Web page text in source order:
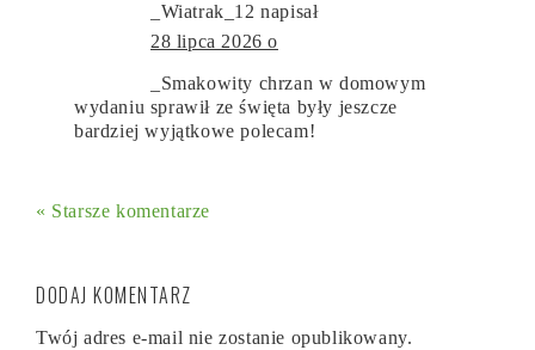
_Wiatrak_12 napisał
28 lipca 2026 o
_Smakowity chrzan w domowym
wydaniu sprawił ze święta były jeszcze
bardziej wyjątkowe polecam!
« Starsze komentarze
DODAJ KOMENTARZ
Twój adres e-mail nie zostanie opublikowany.